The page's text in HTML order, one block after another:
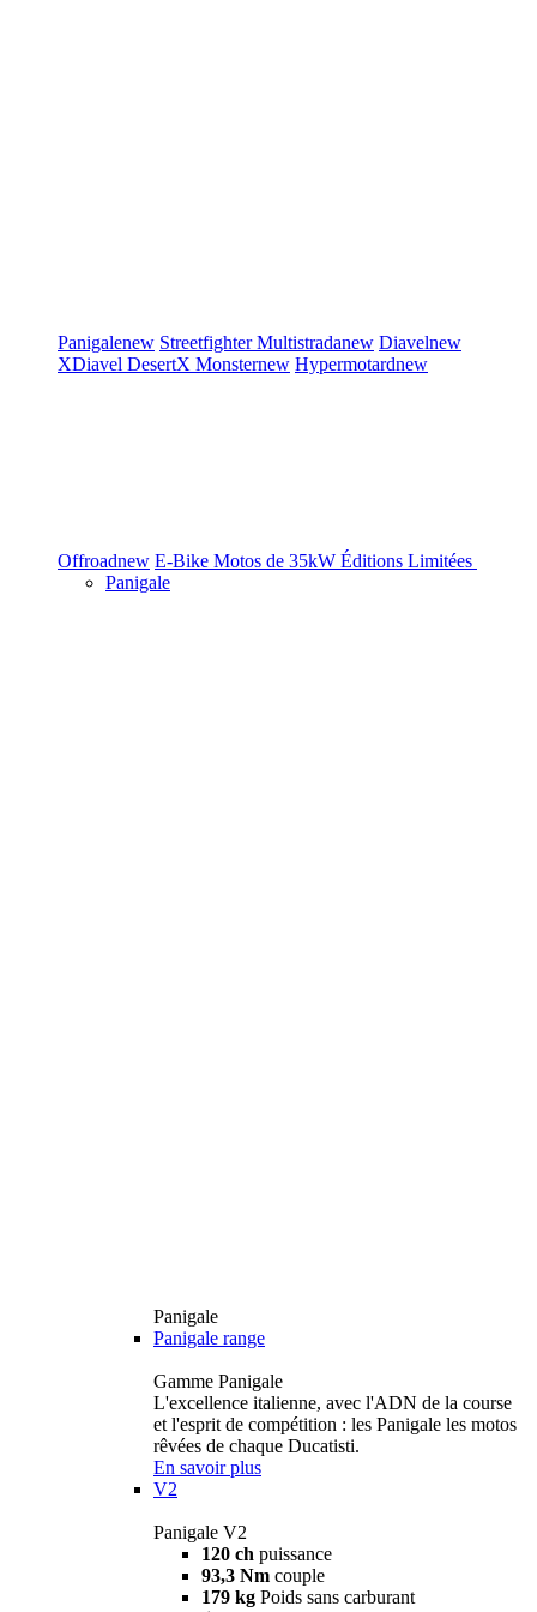
Panigalenew StreetfighterMultistradanew Diavelnew
XDiavel DesertX Monsternew Hypermotardnew
Offroadnew E-Bike Motos de 35kW Éditions Limitées
Panigale
Panigale
Panigale range
Gamme Panigale
L'excellence italienne, avec l'ADN de la course
et l'esprit de compétition : les Panigale les motos
rêvées de chaque Ducatisti.
En savoir plus
V2
Panigale V2
120 ch puissance
93,3 Nm couple
179 kg Poids sans carburant